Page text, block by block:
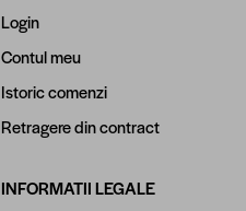
Login
Contul meu
Istoric comenzi
Retragere din contract
INFORMATII LEGALE